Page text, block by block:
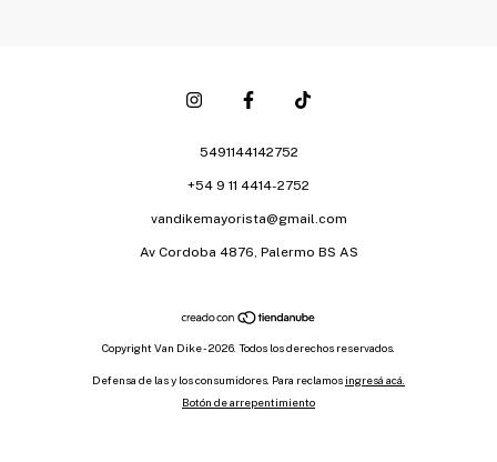
5491144142752
+54 9 11 4414-2752
vandikemayorista@gmail.com
Av Cordoba 4876, Palermo BS AS
Copyright Van Dike - 2026. Todos los derechos reservados.
Defensa de las y los consumidores. Para reclamos ingresá acá.
Botón de arrepentimiento